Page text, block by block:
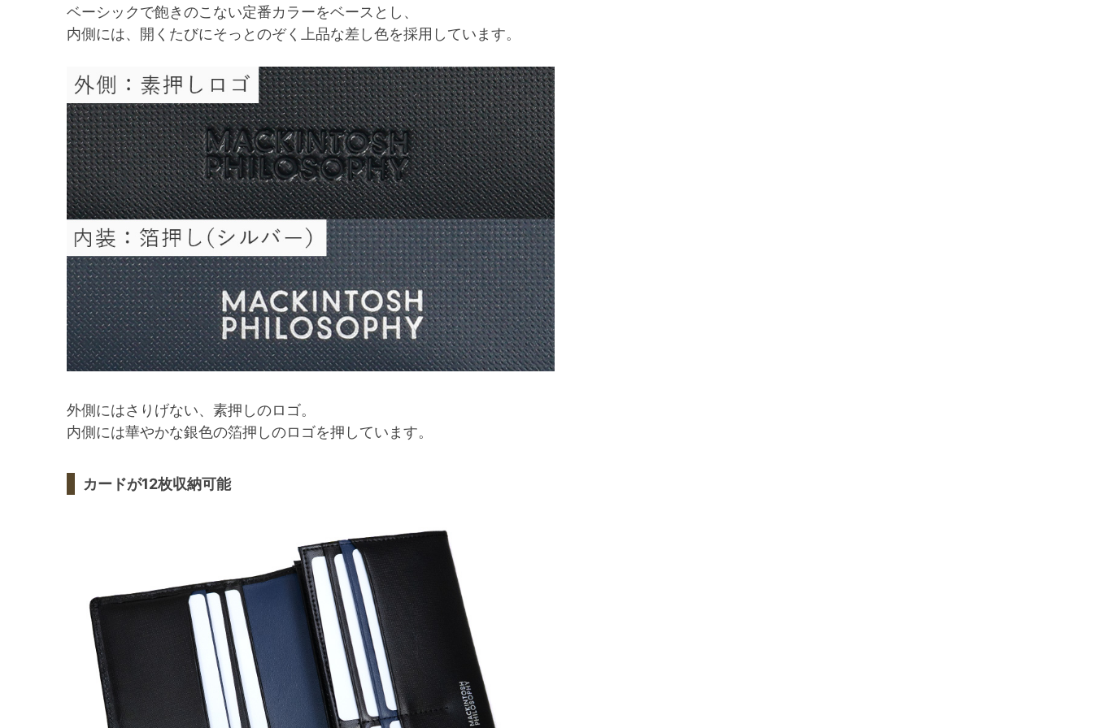
ベーシックで飽きのこない定番カラーをベースとし、
内側には、開くたびにそっとのぞく上品な差し色を採用しています。
外側にはさりげない、素押しのロゴ。
内側には華やかな銀色の箔押しのロゴを押しています。
カードが12枚収納可能